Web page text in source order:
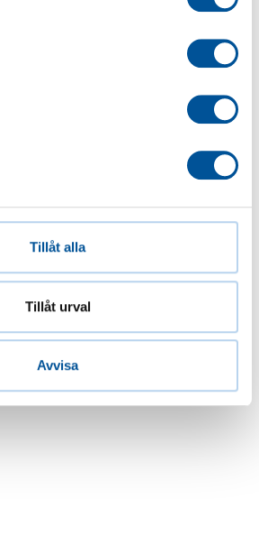
Tillåt alla
Tillåt urval
Avvisa